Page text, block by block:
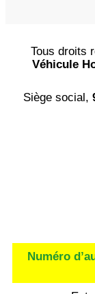
Tous droits
Véhicule
Siège social,
Numéro